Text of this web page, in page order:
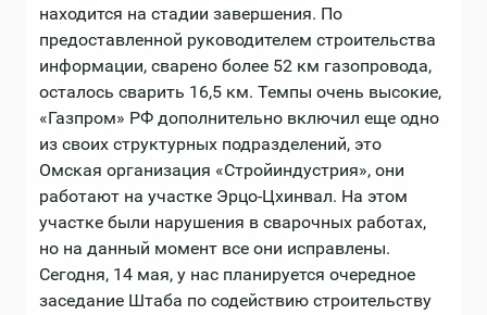
находится на стадии завершения. По
предоставленной руководителем строительства
информации, сварено более 52 км газопровода,
осталось сварить 16,5 км. Темпы очень высокие,
«Газпром» РФ дополнительно включил еще одно
из своих структурных подразделений, это
Омская организация «Стройиндустрия», они
работают на участке Эрцо-Цхинвал. На этом
участке были нарушения в сварочных работах,
но на данный момент все они исправлены.
Сегодня, 14 мая, у нас планируется очередное
заседание Штаба по содействию строительству